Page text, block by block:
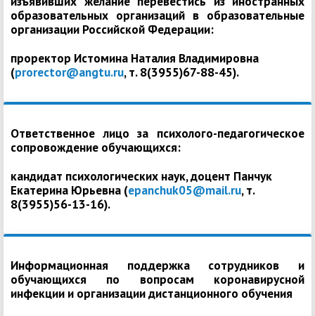
образовательных организаций в образовательные
организации Российской Федерации:
проректор Истомина Наталия Владимировна
(prorector@angtu.ru, т. 8(3955)67-88-45).
Ответственное лицо за психолого-педагогическое
сопровождение обучающихся:
кандидат психологических наук, доцент Панчук
Екатерина Юрьевна (epanchuk05@mail.ru, т.
8(3955)56-13-16).
Информационная поддержка сотрудников и
обучающихся по вопросам коронавирусной
инфекции и организации дистанционного обучения